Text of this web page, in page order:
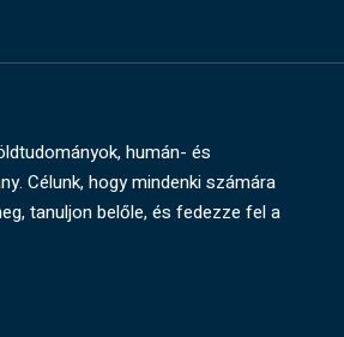
humán- és
Célunk, hogy mindenki számára
tanuljon belőle, és fedezze fel a